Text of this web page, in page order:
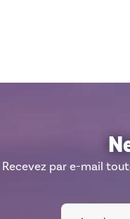
Recevez par e-mail